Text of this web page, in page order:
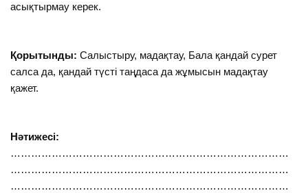
асықтырмау керек.
Қорытынды: Салыстыру, мадақтау, Бала қандай сурет
салса да, қандай түсті таңдаса да жұмысын мадақтау
қажет.
Нәтижесі:
………………………………………………………………………
………………………………………………………………………
………………………………………………………………………